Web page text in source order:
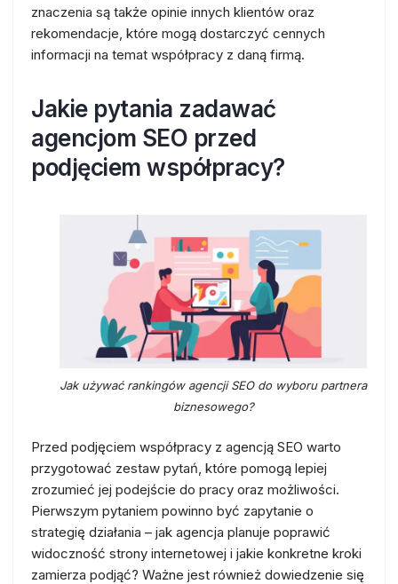
znaczenia są także opinie innych klientów oraz
rekomendacje, które mogą dostarczyć cennych
informacji na temat współpracy z daną firmą.
Jakie pytania zadawać
agencjom SEO przed
podjęciem współpracy?
Jak używać rankingów agencji SEO do wyboru partnera
biznesowego?
Przed podjęciem współpracy z agencją SEO warto
przygotować zestaw pytań, które pomogą lepiej
zrozumieć jej podejście do pracy oraz możliwości.
Pierwszym pytaniem powinno być zapytanie o
strategię działania – jak agencja planuje poprawić
widoczność strony internetowej i jakie konkretne kroki
zamierza podjąć? Ważne jest również dowiedzenie się